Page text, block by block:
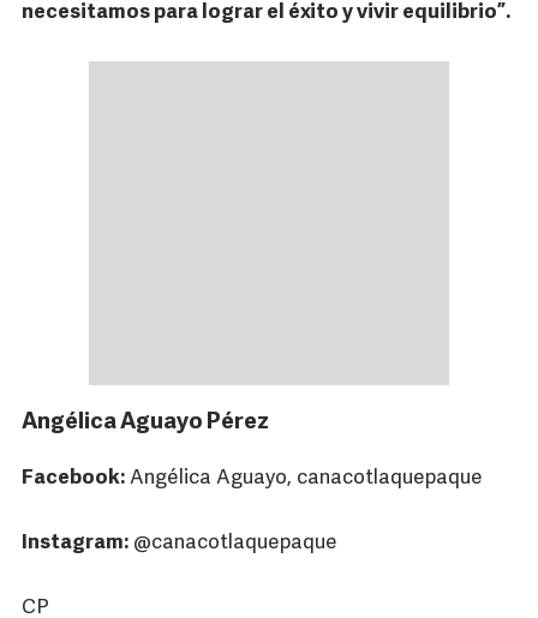
necesitamos para lograr el éxito y vivir equilibrio”.
Angélica Aguayo Pérez
Facebook: Angélica Aguayo, canacotlaquepaque
Instagram: @canacotlaquepaque
CP